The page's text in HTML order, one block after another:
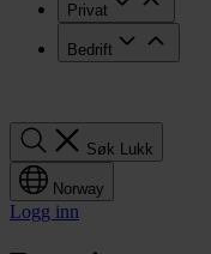
Privat
Bedrift
Søk Lukk
Norway
Logg inn